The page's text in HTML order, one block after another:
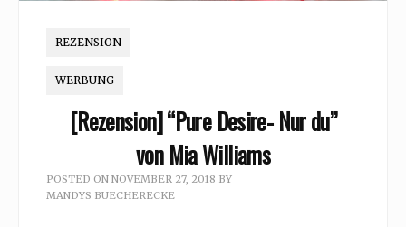
REZENSION
WERBUNG
[Rezension] “Pure Desire- Nur du”
von Mia Williams
POSTED ON NOVEMBER 27, 2018 BY
MANDYS BUECHERECKE